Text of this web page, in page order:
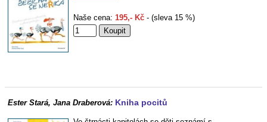
Naše cena: 195,- Kč - (sleva 15 %)
Ester Stará, Jana Draberová: Kniha pocitů